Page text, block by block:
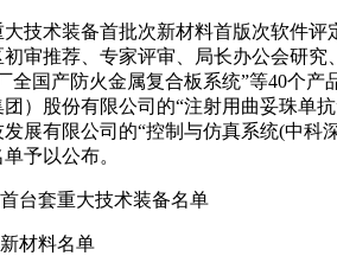
技术装备首批次新材料首版次软件评
审推荐、专家评审、局长办公会研
全国产防火金属复合板系统”等40个
）股份有限公司的“注射用曲妥珠单
展有限公司的“控制与仿真系统(中科
予以公布。
台套重大技术装备名单
材料名单